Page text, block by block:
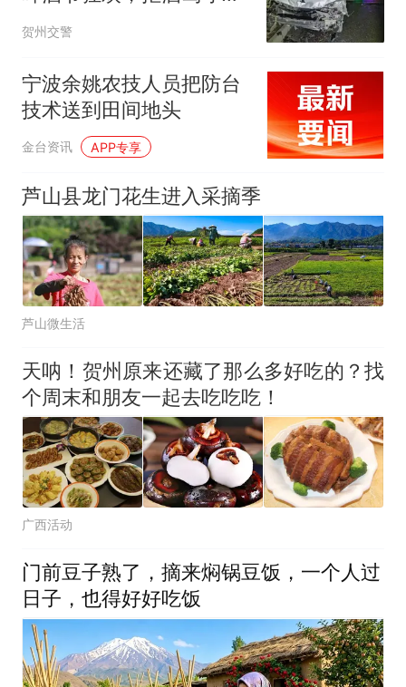
安！
贺州交警
宁波余姚农技人员把防台
技术送到田间地头
金台资讯 APP专享
芦山县龙门花生进入采摘季
芦山微生活
天呐！贺州原来还藏了那么多好吃的？找
个周末和朋友一起去吃吃吃！
广西活动
门前豆子熟了，摘来焖锅豆饭，一个人过
日子，也得好好吃饭